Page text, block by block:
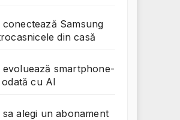
conectează Samsung
din casă
evoluează smartphone-
cu AI
sa alegi un abonament